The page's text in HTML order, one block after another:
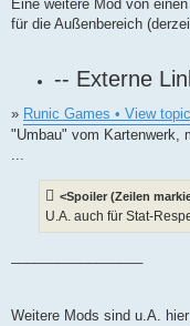
Eine weitere Mod von
für die Außenbereich
-- Externe
» Runic Games • View
"Umbau" vom Kartenwerk,
...
<Spoiler (Zeilen
U.A. auch für Stat-
Weitere Mods sind u.A. hier